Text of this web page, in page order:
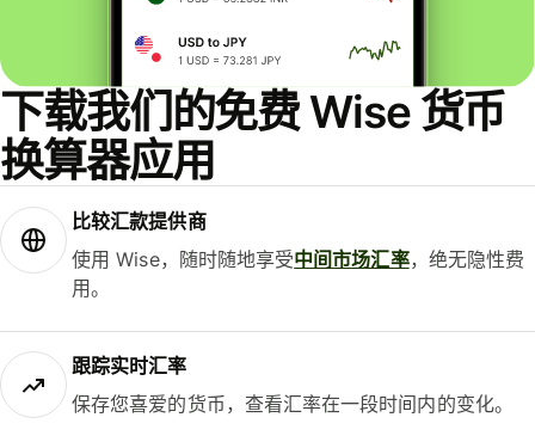
下载我们的免费 Wise 货币
换算器应用
比较汇款提供商
使用 Wise，随时随地享受中间市场汇率，绝无隐性费
用。
跟踪实时汇率
保存您喜爱的货币，查看汇率在一段时间内的变化。